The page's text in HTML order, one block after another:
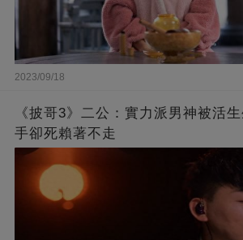
2023/09/18
《披哥3》二公：實力派男神被活
手卻死賴著不走